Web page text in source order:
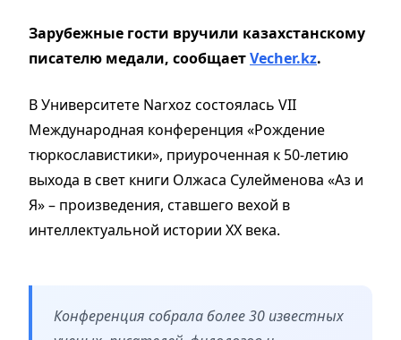
Зарубежные гости вручили казахстанскому
писателю медали, сообщаетVecher.kz.
В Университете Narxoz состоялась VII
Международная конференция «Рождение
тюркославистики», приуроченная к 50-летию
выхода в свет книги Олжаса Сулейменова «Аз и
Я» – произведения, ставшего вехой в
интеллектуальной истории XX века.
Конференция собрала более 30 известных